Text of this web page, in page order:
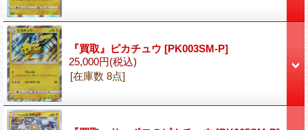
『買取』ピカチュウ [PK003SM-P]
25,000円(税込)
[在庫数 8点]